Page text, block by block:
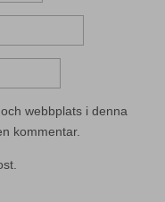
webbplats i denna
kommentar.